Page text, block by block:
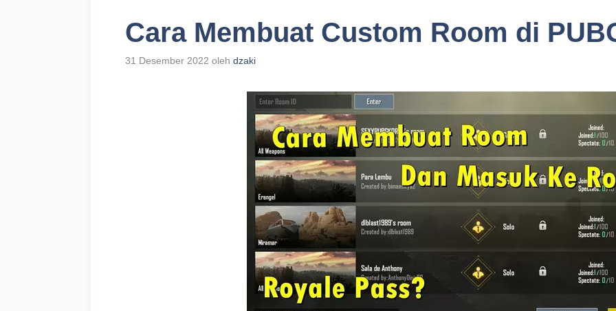
Cara Membuat Custom Room di
31 Desember 2022 oleh dzaki